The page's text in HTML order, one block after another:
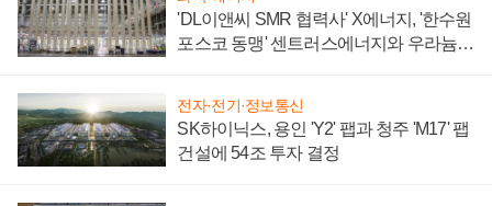
'DL이앤씨 SMR 협력사' X에너지, '한수원
포스코 동맹' 센트러스에너지와 우라늄
전자·전기·정보통신
SK하이닉스, 용인 'Y2' 팹과 청주 'M17' 팹
건설에 54조 투자 결정